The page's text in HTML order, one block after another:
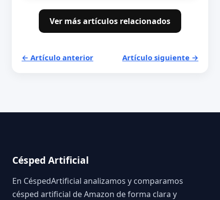
Ver más artículos relacionados
← Artículo anterior Artículo siguiente →
Césped Artificial
En CéspedArtificial analizamos y comparamos
césped artificial de Amazon de forma clara y